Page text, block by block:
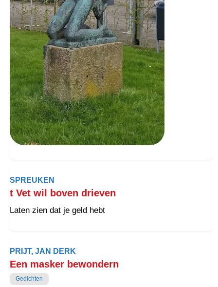
SPREUKEN
t Vet wil boven drieven
Laten zien dat je geld hebt
PRIJT, JAN DERK
Een masker bewondern
Gedichten